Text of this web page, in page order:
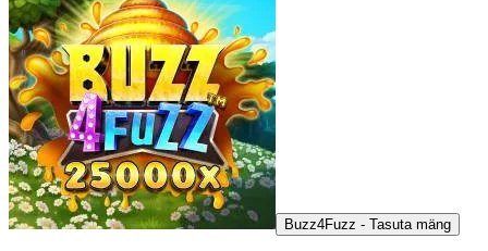
Buzz4Fuzz - Tasuta mäng